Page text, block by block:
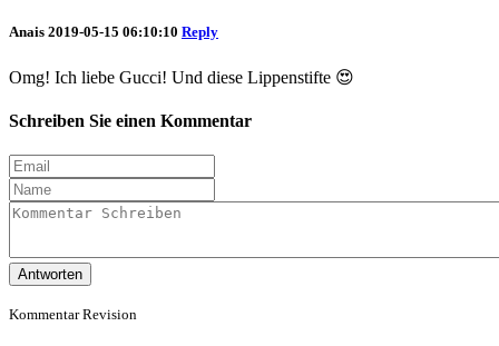
Anais 2019-05-15 06:10:10 Reply
Omg! Ich liebe Gucci! Und diese Lippenstifte 😍
Schreiben Sie einen Kommentar
Antworten
Kommentar Revision